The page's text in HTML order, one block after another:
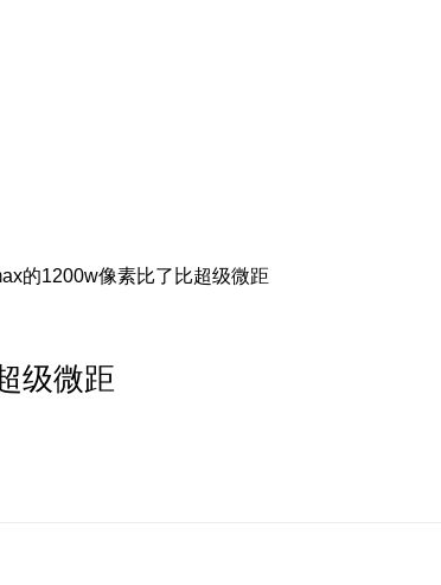
的1200w像素比了比超级微距
级微距